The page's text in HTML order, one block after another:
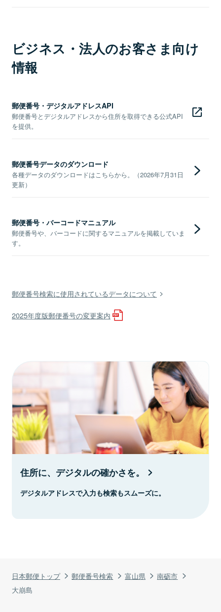
日本郵便トップ 郵便番号検索 富山県
南砺市
大崩島
ビジネス・法人のお客さま向け
情報
郵便番号・デジタルアドレスAPI
郵便番号とデジタルアドレスから住所を取得できる公式API
を提供。
郵便番号データのダウンロード
各種データのダウンロードはこちらから。（2026年7月31日
更新）
郵便番号・バーコードマニュアル
郵便番号や、バーコードに関するマニュアルを掲載していま
す。
郵便番号検索に使用されているデータについて
2025年度版郵便番号の変更案内
住所に、デジタルの確かさを。
デジタルアドレスで入力も検索もスムーズに。